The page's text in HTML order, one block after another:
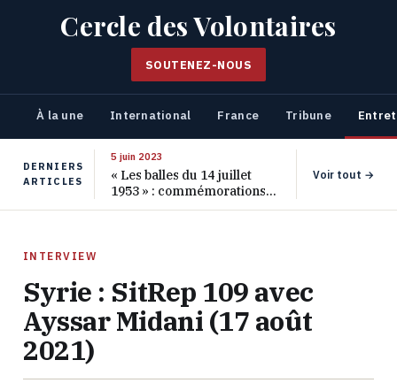
Cercle des Volontaires
SOUTENEZ-NOUS
À la une International France Tribune
DERNIERS
ARTICLES
5 juin 2023
« Les balles du 14 juillet
1953 » : commémorations
pour les 70 ans de ce
Voir tout →
INTERVIEW
Syrie : SitRep 109 avec
Ayssar Midani (17 août
2021)